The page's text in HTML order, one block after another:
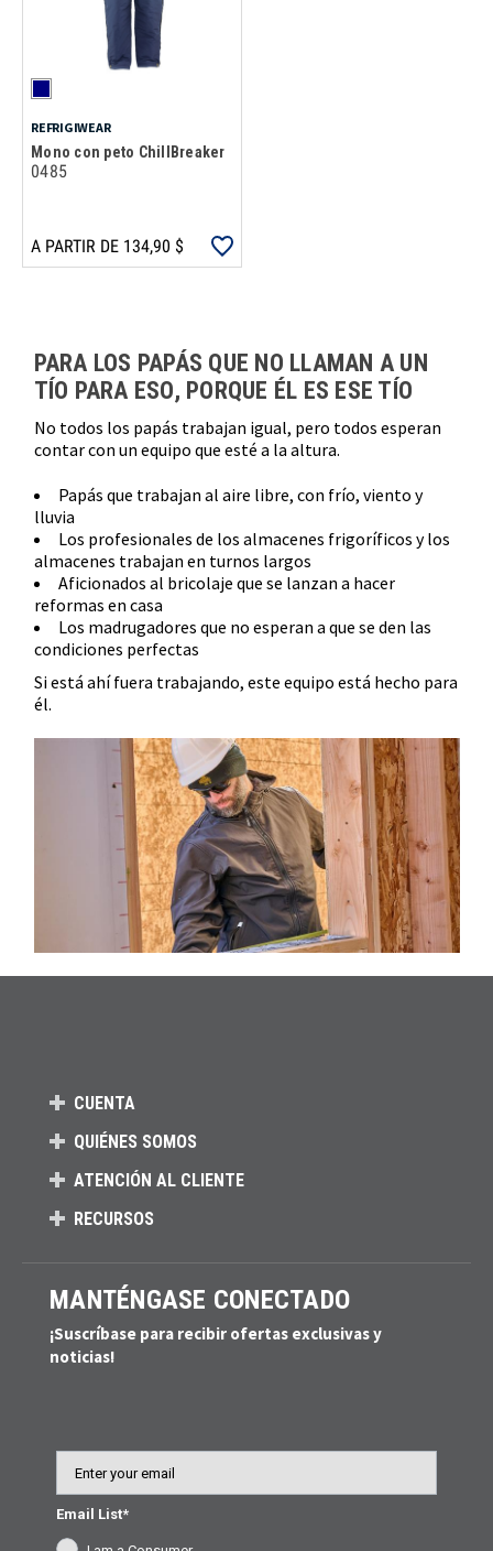
REFRIGIWEAR
Mono con peto ChillBreaker
0485
A PARTIR DE 134,90 $
PARA LOS PAPÁS QUE NO LLAMAN A UN
TÍO PARA ESO, PORQUE ÉL ES ESE TÍO
No todos los papás trabajan igual, pero todos esperan
contar con un equipo que esté a la altura.
Papás que trabajan al aire libre, con frío, viento y
lluvia
Los profesionales de los almacenes frigoríficos y los
almacenes trabajan en turnos largos
Aficionados al bricolaje que se lanzan a hacer
reformas en casa
Los madrugadores que no esperan a que se den las
condiciones perfectas
Si está ahí fuera trabajando, este equipo está hecho para
él.
CUENTA
QUIÉNES SOMOS
ATENCIÓN AL CLIENTE
RECURSOS
MANTÉNGASE CONECTADO
¡Suscríbase para recibir ofertas exclusivas y
noticias!
Email List*